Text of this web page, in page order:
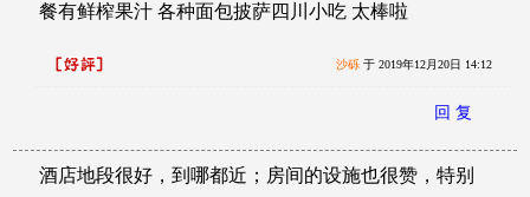
餐有鲜榨果汁 各种面包披萨四川小吃 太棒啦
沙砾 于 2019年12月20日 14:12
回 复
酒店地段很好，到哪都近；房间的设施也很赞，特别